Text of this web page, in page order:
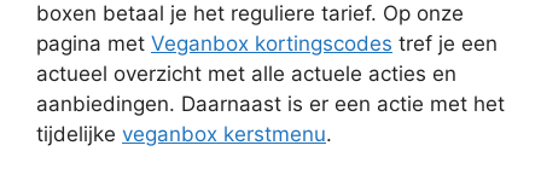
boxen betaal je het reguliere tarief. Op onze
pagina met Veganbox kortingscodes tref je een
actueel overzicht met alle actuele acties en
aanbiedingen. Daarnaast is er een actie met het
tijdelijke veganbox kerstmenu.